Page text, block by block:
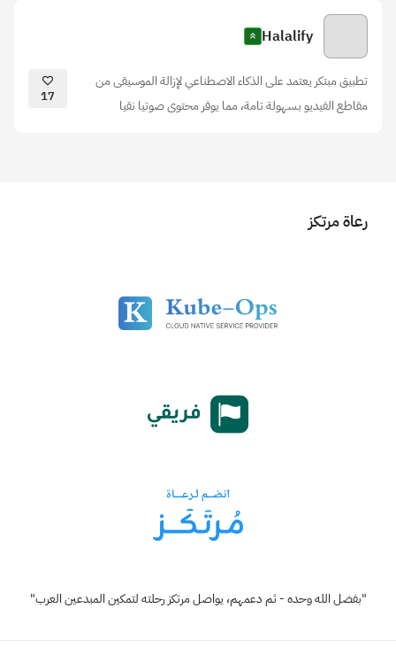
Halalify
تطبيق مبتكر يعتمد على الذكاء الاصطناعي لإزالة الموسيقى من
مقاطع الفيديو بسهولة تامة، مما يوفر محتوى صوتيا نقيا
17
رعاة مرتكز
"بفضل الله وحده - ثم دعمهم، يواصل مرتكز رحلته لتمكين المبدعين العرب"